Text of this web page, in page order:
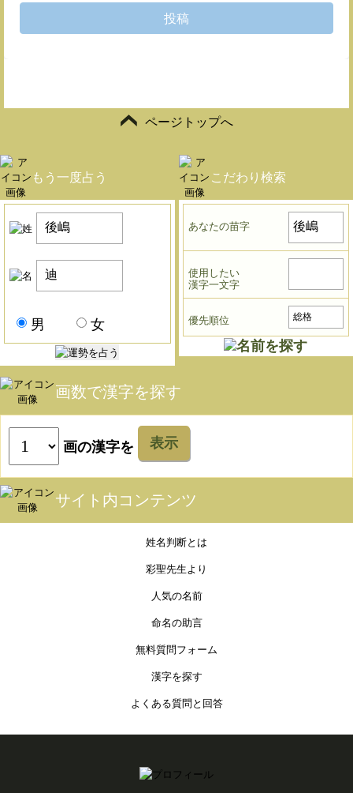
投稿
ページトップへ
もう一度占う
男 女
こだわり検索
あなたの苗字
使用したい
漢字一文字
優先順位
画数で漢字を探す
画の漢字を 表示
サイト内コンテンツ
姓名判断とは
彩聖先生より
人気の名前
命名の助言
無料質問フォーム
漢字を探す
よくある質問と回答